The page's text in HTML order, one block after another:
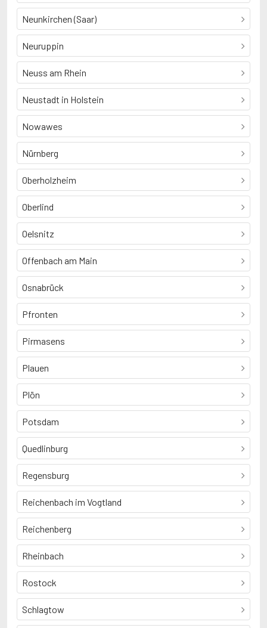
Neunkirchen (Saar)
Neuruppin
Neuss am Rhein
Neustadt in Holstein
Nowawes
Nürnberg
Oberholzheim
Oberlind
Oelsnitz
Offenbach am Main
Osnabrück
Pfronten
Pirmasens
Plauen
Plön
Potsdam
Quedlinburg
Regensburg
Reichenbach im Vogtland
Reichenberg
Rheinbach
Rostock
Schlagtow